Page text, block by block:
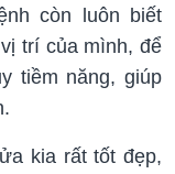
còn luôn biết
trí của mình, để
tiềm năng, giúp
kia rất tốt đẹp,